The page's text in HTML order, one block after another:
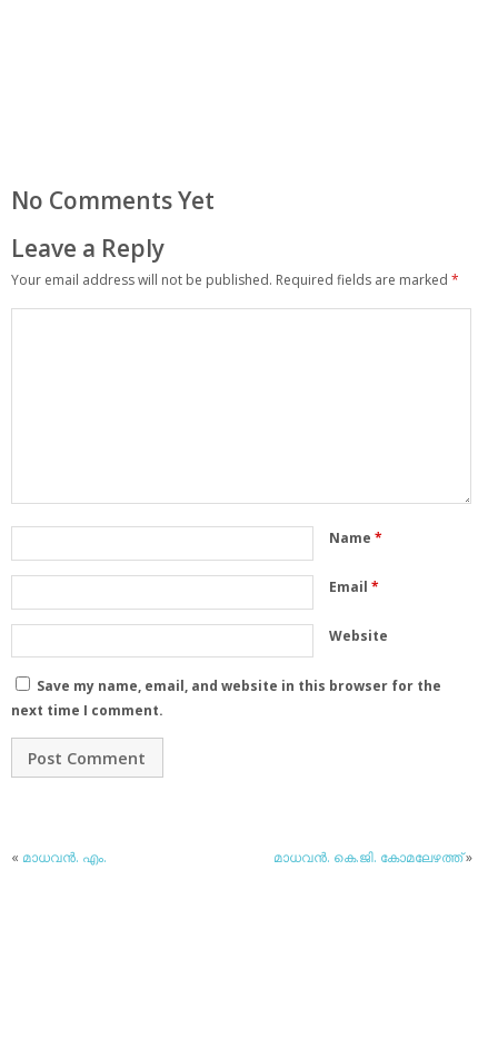
No Comments Yet
Leave a Reply
Your email address will not be published. Required fields are marked *
Name *
Email *
Website
Save my name, email, and website in this browser for the
next time I comment.
« മാധവന്‍. എം. മാധവന്‍. കെ.ജി. കോമലേഴത്ത്»